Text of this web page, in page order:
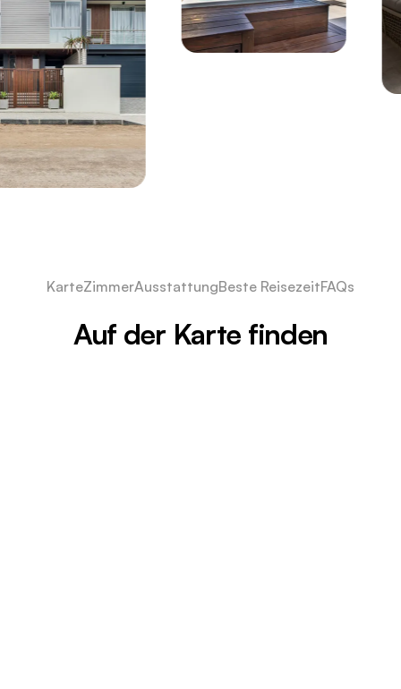
KarteZimmerAusstattungBeste ReisezeitFAQs
Auf der Karte finden